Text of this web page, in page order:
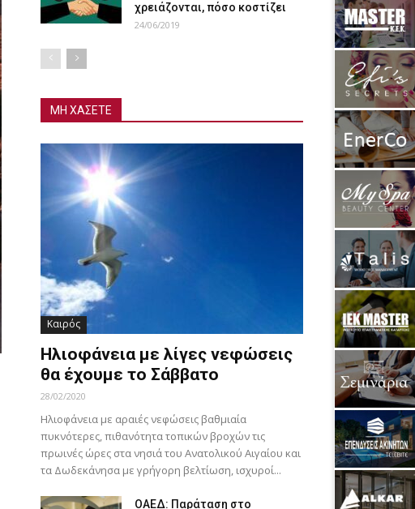
χρειάζονται, πόσο κοστίζει
24/06/2019
ΜΗ ΧΑΣΕΤΕ
Καιρός
Ηλιοφάνεια με λίγες νεφώσεις
θα έχουμε το Σάββατο
28/02/2020
Ηλιοφάνεια με αραιές νεφώσεις βαθμιαία
πυκνότερες, πιθανότητα τοπικών βροχών τις
πρωινές ώρες στα νησιά του Ανατολικού Αιγαίου και
τα Δωδεκάνησα με γρήγορη βελτίωση, ισχυροί...
ΟΑΕΔ: Παράταση στο